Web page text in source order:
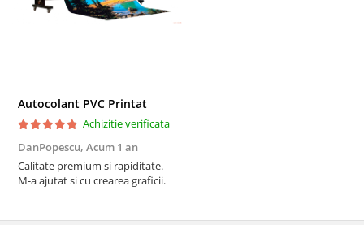
Autocolant PVC Printat
Achizitie verificata
DanPopescu, Acum 1 an
Calitate premium si rapiditate.
M-a ajutat si cu crearea graficii.